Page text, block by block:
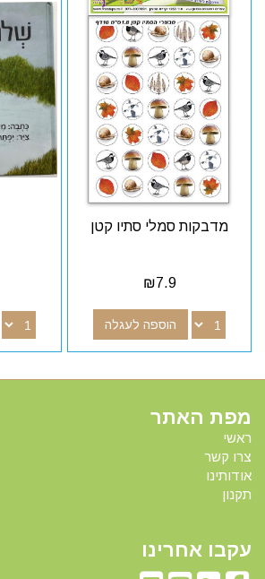
מדבקות סמלי סתיו קטן
₪7.9
הוספה לעגלה
מפת האתר
ראשי
צרו קשר
אודותינו
תקנון
עקבו אחרינו